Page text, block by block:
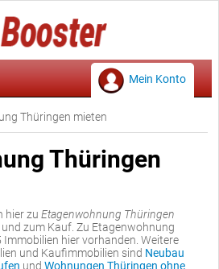
Mein Konto
Thüringen mieten
Thüringen
hier zu Etagenwohnung Thüringen
zum Kauf. Zu Etagenwohnung
hier vorhanden. Weitere
und Kaufimmobilien sind Neubau
und Wohnungen Thüringen ohne